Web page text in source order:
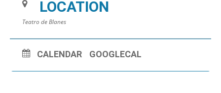
LOCATION
Teatro de Blanes
CALENDAR GOOGLECAL